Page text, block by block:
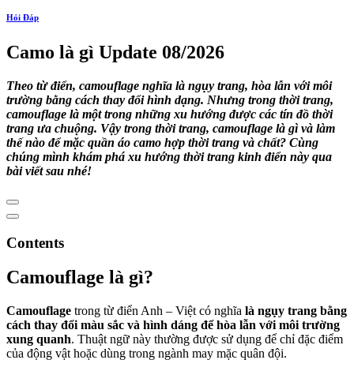
Hỏi Đáp
Camo là gì Update 08/2026
Theo từ điển, camouflage nghĩa là ngụy trang, hòa lẫn với môi
trường bằng cách thay đổi hình dạng. Nhưng trong thời trang,
camouflage là một trong những xu hướng được các tín đồ thời
trang ưa chuộng. Vậy trong thời trang, camouflage là gì và làm
thế nào để mặc quần áo camo hợp thời trang và chất? Cùng
chúng mình khám phá xu hướng thời trang kinh điển này qua
bài viết sau nhé!
Contents
Camouflage là gì?
Camouflage trong từ điển Anh – Việt có nghĩa là ngụy trang bằng
cách thay đổi màu sắc và hình dáng để hòa lẫn với môi trường
xung quanh. Thuật ngữ này thường được sử dụng để chỉ đặc điểm
của động vật hoặc dùng trong ngành may mặc quân đội.